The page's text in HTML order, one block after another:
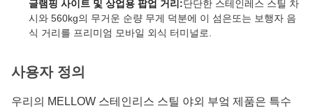
글램핑 사이트 및 상업용 팝업 거리:단단한 스테인레스 스틸 차
시와 560kg의 무거운 순량 무게 덕분에 이 섬은또는 보행자 음
식 거리를 프리미엄 모바일 외식 터미널로.
사용자 정의
우리의 MELLOW 스테인리스 스틸 야외 부엌 제품은 특수